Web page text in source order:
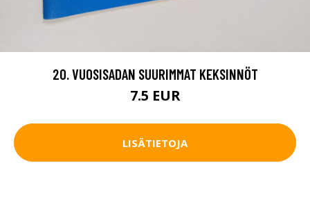
20. VUOSISADAN SUURIMMAT KEKSINNÖT
7.5 EUR
LISÄTIETOJA